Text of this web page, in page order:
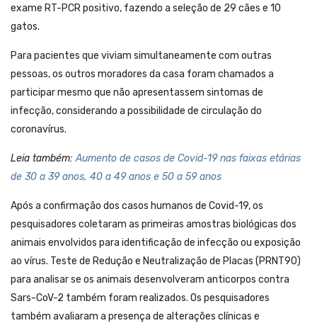
exame RT-PCR positivo, fazendo a seleção de 29 cães e 10
gatos.
Para pacientes que viviam simultaneamente com outras
pessoas, os outros moradores da casa foram chamados a
participar mesmo que não apresentassem sintomas de
infecção, considerando a possibilidade de circulação do
coronavírus.
Leia também:Aumento de casos de Covid-19 nas faixas etárias
de 30 a 39 anos, 40 a 49 anos e 50 a 59 anos
Após a confirmação dos casos humanos de Covid-19, os
pesquisadores coletaram as primeiras amostras biológicas dos
animais envolvidos para identificação de infecção ou exposição
ao vírus. Teste de Redução e Neutralização de Placas (PRNT90)
para analisar se os animais desenvolveram anticorpos contra
Sars-CoV-2 também foram realizados. Os pesquisadores
também avaliaram a presença de alterações clínicas e